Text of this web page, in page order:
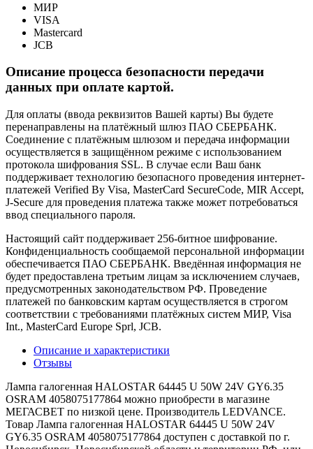
МИР
VISA
Mastercard
JCB
Описание процесса безопасности передачи
данных при оплате картой.
Для оплаты (ввода реквизитов Вашей карты) Вы будете
перенаправлены на платёжный шлюз ПАО СБЕРБАНК.
Соединение с платёжным шлюзом и передача информации
осуществляется в защищённом режиме с использованием
протокола шифрования SSL. В случае если Ваш банк
поддерживает технологию безопасного проведения интернет-
платежей Verified By Visa, MasterCard SecureCode, MIR Accept,
J-Secure для проведения платежа также может потребоваться
ввод специального пароля.
Настоящий сайт поддерживает 256-битное шифрование.
Конфиденциальность сообщаемой персональной информации
обеспечивается ПАО СБЕРБАНК. Введённая информация не
будет предоставлена третьим лицам за исключением случаев,
предусмотренных законодательством РФ. Проведение
платежей по банковским картам осуществляется в строгом
соответствии с требованиями платёжных систем МИР, Visa
Int., MasterCard Europe Sprl, JCB.
Описание и характеристики
Отзывы
Лампа галогенная HALOSTAR 64445 U 50W 24V GY6.35
OSRAM 4058075177864 можно приобрести в магазине
МЕГАСВЕТ по низкой цене. Производитель LEDVANCE.
Товар Лампа галогенная HALOSTAR 64445 U 50W 24V
GY6.35 OSRAM 4058075177864 доступен с доставкой по г.